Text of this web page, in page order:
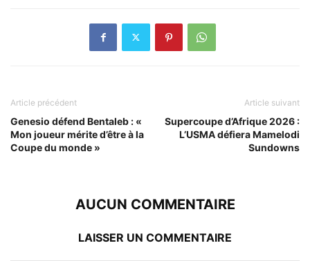
Article précédent
Genesio défend Bentaleb : «
Mon joueur mérite d’être à la
Coupe du monde »
Article suivant
Supercoupe d’Afrique 2026 :
L’USMA défiera Mamelodi
Sundowns
AUCUN COMMENTAIRE
LAISSER UN COMMENTAIRE